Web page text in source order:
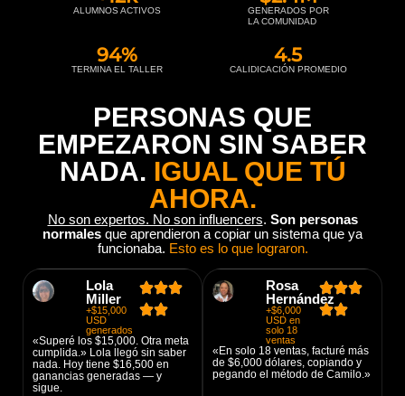
ALUMNOS ACTIVOS
GENERADOS POR
LA COMUNIDAD
TERMINA EL TALLER
94%
CALIDICACIÓN PROMEDIO
4.5
PERSONAS QUE
EMPEZARON SIN SABER
NADA. IGUAL QUE TÚ
AHORA.
No son expertos. No son influencers. Son personas
normales que aprendieron a copiar un sistema que ya
funcionaba. Esto es lo que lograron.
Lola
Miller
+$15,000
USD
generados
«Superé los $15,000. Otra meta
cumplida.» Lola llegó sin saber
nada. Hoy tiene $16,500 en
ganancias generadas — y
sigue.
Rosa
Hernández
+$6,000
USD en
solo 18
ventas
«En solo 18 ventas, facturé más
de $6,000 dólares, copiando y
pegando el método de Camilo.»